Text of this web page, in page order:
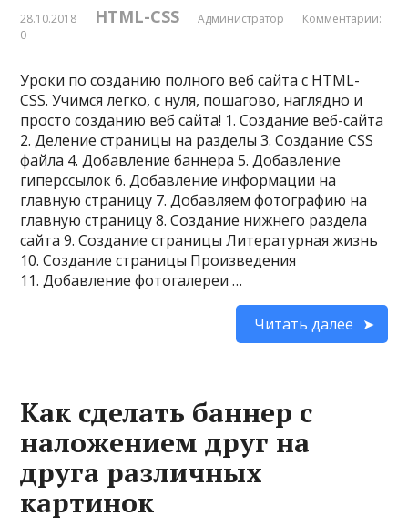
28.10.2018 HTML-CSS Администратор
Комментарии:
0
Уроки по созданию полного веб сайта с HTML-
CSS. Учимся легко, с нуля, пошагово, наглядно и
просто созданию веб сайта! 1. Cоздание веб-сайта
2. Деление страницы на разделы 3. Создание CSS
файла 4. Добавление баннера 5. Добавление
гиперссылок 6. Добавление информации на
главную страницу 7. Добавляем фотографию на
главную страницу 8. Создание нижнего раздела
сайта 9. Создание страницы Литературная жизнь
10. Создание страницы Произведения
11. Добавление фотогалереи …
Читать далее
Как сделать баннер с
наложением друг на
друга различных
картинок